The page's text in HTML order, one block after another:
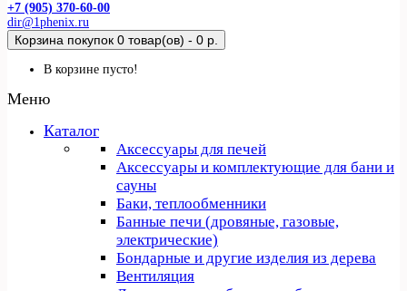
+7 (905) 370-60-00
dir@1phenix.ru
Корзина покупок 0 товар(ов) - 0 р.
В корзине пусто!
Меню
Каталог
Аксессуары для печей
Аксессуары и комплектующие для бани и
сауны
Баки, теплообменники
Банные печи (дровяные, газовые,
электрические)
Бондарные и другие изделия из дерева
Вентиляция